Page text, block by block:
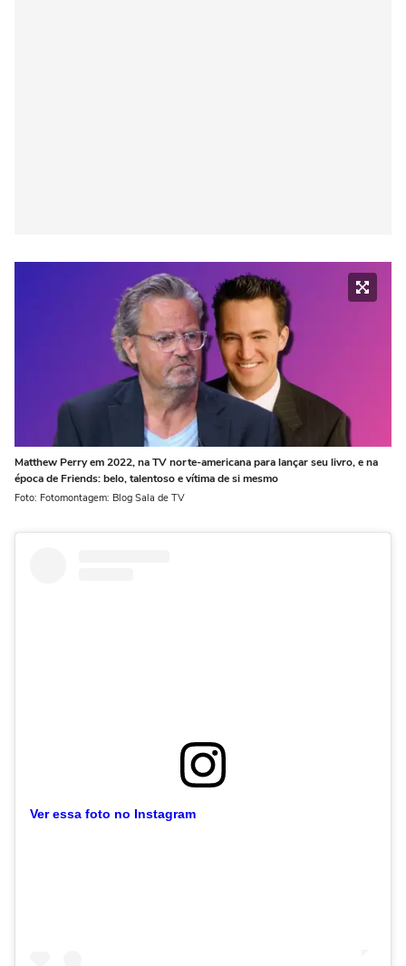
Matthew Perry em 2022, na TV norte-americana para lançar seu livro, e na
época de Friends: belo, talentoso e vítima de si mesmo
Foto: Fotomontagem: Blog Sala de TV
Ver essa foto no Instagram